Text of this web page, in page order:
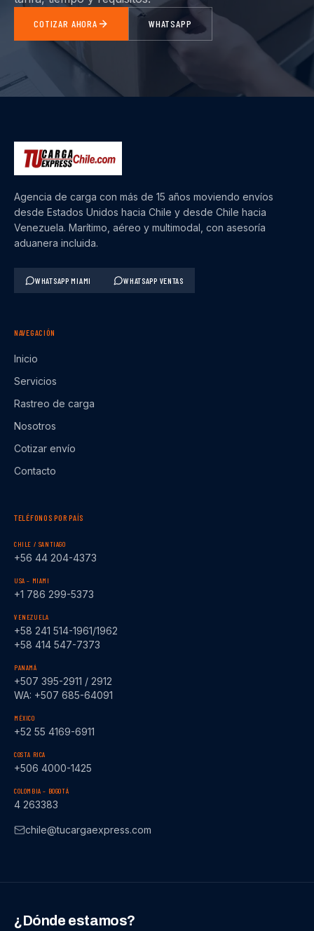
COTIZAR AHORA WHATSAPP
Agencia de carga con más de 15 años moviendo envíos
desde Estados Unidos hacia Chile y desde Chile hacia
Venezuela. Marítimo, aéreo y multimodal, con asesoría
aduanera incluida.
WHATSAPP MIAMI WHATSAPP VENTAS
NAVEGACIÓN
Inicio
Servicios
Rastreo de carga
Nosotros
Cotizar envío
Contacto
TELÉFONOS POR PAÍS
CHILE / SANTIAGO
+56 44 204-4373
USA – MIAMI
+1 786 299-5373
VENEZUELA
+58 241 514-1961/1962
+58 414 547-7373
PANAMÁ
+507 395-2911 / 2912
WA: +507 685-64091
MÉXICO
+52 55 4169-6911
COSTA RICA
+506 4000-1425
COLOMBIA – BOGOTÁ
4 263383
chile@tucargaexpress.com
¿Dónde estamos?